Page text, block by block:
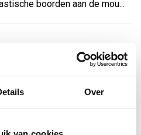
Over
boorden aan de mou...